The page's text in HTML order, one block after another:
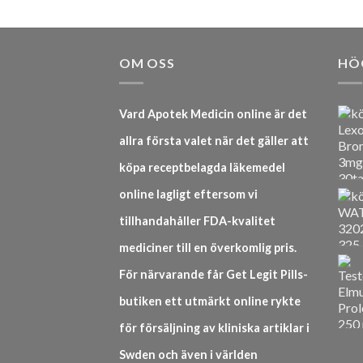
OM OSS
Vard Apotek Medicin online är det
allra första valet när det gäller att
köpa receptbelagda läkemedel
online lagligt eftersom vi
tillhandahåller FDA-kvalitet
mediciner till en överkomlig pris.
För närvarande får Get Legit Pills-
butiken ett utmärkt online rykte
för försäljning av kliniska artiklar i
Swden och även i världen